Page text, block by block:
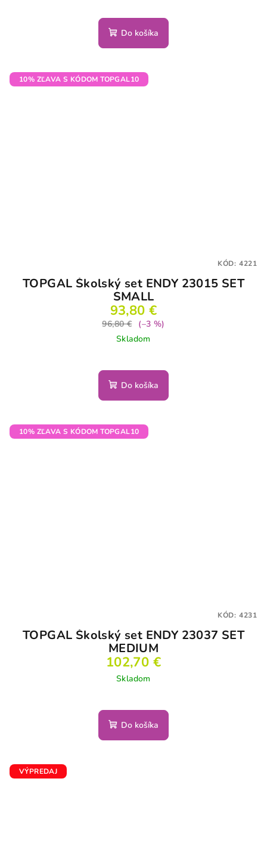
Do košíka
10% ZĽAVA S KÓDOM TOPGAL10
TOPGAL Školský set ENDY 23015 SET
SMALL
93,80 €
96,80 €
(–3 %)
Skladom
Do košíka
KÓD: 4221
10% ZĽAVA S KÓDOM TOPGAL10
TOPGAL Školský set ENDY 23037 SET
MEDIUM
102,70 €
Skladom
Do košíka
KÓD: 4231
VÝPREDAJ